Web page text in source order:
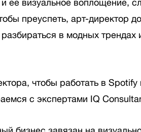
преуспеть, арт-директор
в модных трендах
чтобы работать в
с экспертами IQ